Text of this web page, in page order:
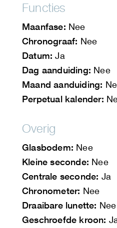
Functies
Maanfase: Nee
Chronograaf: Nee
Datum: Ja
Dag aanduiding: Nee
Maand aanduiding:
Perpetual kalender:
Overig
Glasbodem: Nee
Kleine seconde: Nee
Centrale seconde: Ja
Chronometer: Nee
Draaibare lunette: Nee
Geschroefde kroon: